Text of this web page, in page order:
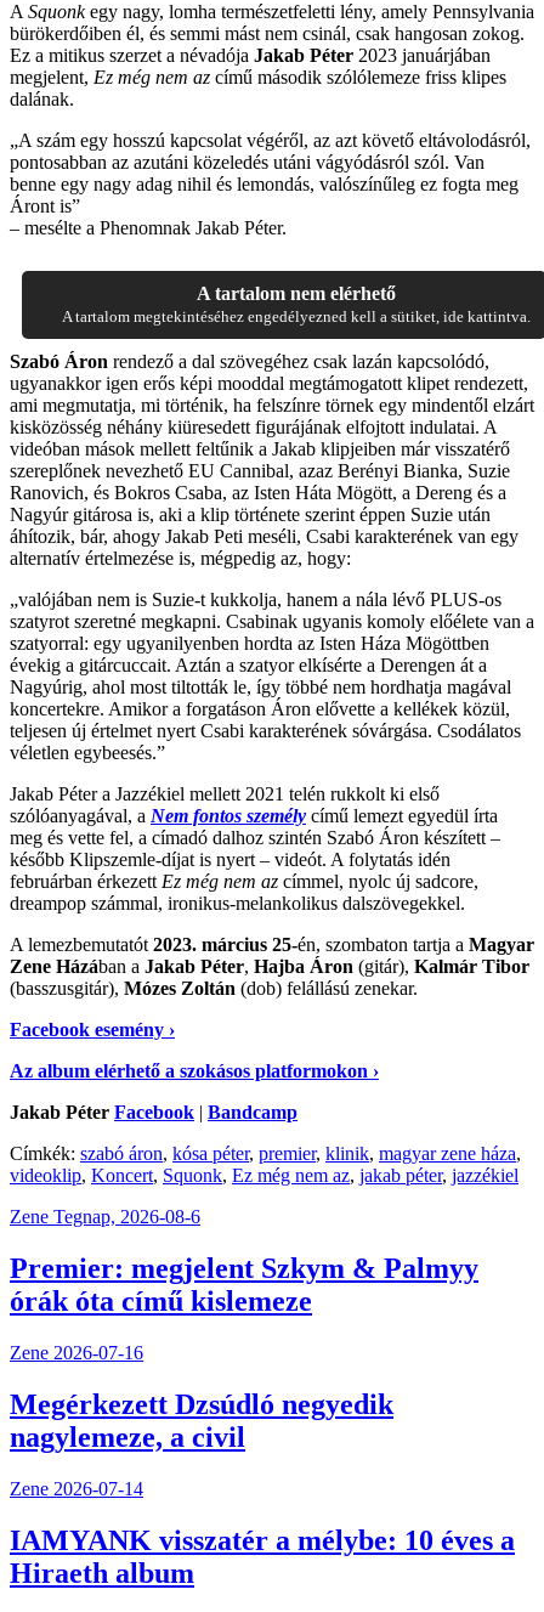
ASquonkegy nagy, lomha természetfeletti lény, amely Pennsylvania
bürökerdőiben él, és semmi mást nem csinál, csak hangosan zokog.
Ez a mitikus szerzet a névadója Jakab Péter 2023 januárjában
megjelent, Ez még nem az című második szólólemeze friss klipes
dalának.
„A szám egy hosszú kapcsolat végéről, az azt követő eltávolodásról,
pontosabban az azutáni közeledés utáni vágyódásról szól. Van
benne egy nagy adag nihil és lemondás, valószínűleg ez fogta meg
Áront is”
– mesélte a Phenomnak Jakab Péter.
A tartalom nem elérhető
A tartalom megtekintéséhez engedélyezned kell a sütiket, ide kattintva.
Szabó Áron rendező a dal szövegéhez csak lazán kapcsolódó,
ugyanakkor igen erős képi mooddal megtámogatott klipet rendezett,
ami megmutatja, mi történik, ha felszínre törnek egy mindentől elzárt
kisközösség néhány kiüresedett figurájának elfojtott indulatai. A
videóban mások mellett feltűnik a Jakab klipjeiben már visszatérő
szereplőnek nevezhető EU Cannibal, azaz Berényi Bianka, Suzie
Ranovich, és Bokros Csaba, az Isten Háta Mögött, a Dereng és a
Nagyúr gitárosa is, aki a klip története szerint éppen Suzie után
áhítozik, bár, ahogy Jakab Peti meséli, Csabi karakterének van egy
alternatív értelmezése is, mégpedig az, hogy:
„valójában nem is Suzie-t kukkolja, hanem a nála lévő PLUS-os
szatyrot szeretné megkapni. Csabinak ugyanis komoly előélete van a
szatyorral: egy ugyanilyenben hordta az Isten Háza Mögöttben
évekig a gitárcuccait. Aztán a szatyor elkísérte a Derengen át a
Nagyúrig, ahol most tiltották le, így többé nem hordhatja magával
koncertekre. Amikor a forgatáson Áron elővette a kellékek közül,
teljesen új értelmet nyert Csabi karakterének sóvárgása. Csodálatos
véletlen egybeesés.”
Jakab Péter a Jazzékiel mellett 2021 telén rukkolt ki első
szólóanyagával, a Nem fontos személy című lemezt egyedül írta
meg és vette fel, a címadó dalhoz szintén Szabó Áron készített –
később Klipszemle-díjat is nyert – videót. A folytatás idén
februárban érkezettEz még nem az címmel, nyolc új sadcore,
dreampop számmal, ironikus-melankolikus dalszövegekkel.
A lemezbemutatót2023. március 25-én, szombaton tartja a Magyar
Zene Házában a Jakab Péter, Hajba Áron (gitár), Kalmár Tibor
(basszusgitár), Mózes Zoltán (dob) felállású zenekar.
Facebook esemény ›
Az album elérhető a szokásos platformokon ›
Jakab Péter Facebook | Bandcamp
Címkék: szabó áron, kósa péter, premier, klinik, magyar zene háza,
videoklip, Koncert, Squonk, Ez még nem az, jakab péter, jazzékiel
Zene Tegnap, 2026-08-6
Premier: megjelent Szkym & Palmyy
órák óta című kislemeze
Zene 2026-07-16
Megérkezett Dzsúdló negyedik
nagylemeze, a civil
Zene 2026-07-14
IAMYANK visszatér a mélybe: 10 éves a
Hiraeth album